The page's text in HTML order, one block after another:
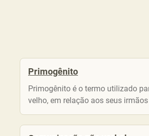
Primogênito
Primogênito é o termo utilizado
velho, em relação aos seus